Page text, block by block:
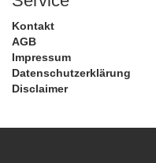
Kontakt
AGB
Impressum
Datenschutzerklärung
Disclaimer